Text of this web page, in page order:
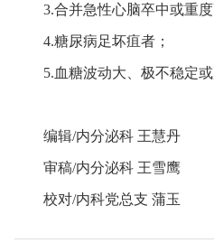
3.合并急性心脑卒中或重度
4.糖尿病足坏疽者；
5.血糖波动大、极不稳定或
编辑/内分泌科 王慧丹
审稿/内分泌科 王雪鹰
校对/内科党总支 蒲玉